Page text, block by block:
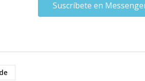
Suscríbete en